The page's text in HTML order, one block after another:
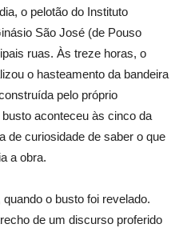
o pelotão do Instituto
São José (de Pouso
ruas. Às treze horas, o
o hasteamento da bandeira
pelo próprio
aconteceu às cinco da
de curiosidade de saber o que
a obra.
o busto foi revelado.
de um discurso proferido